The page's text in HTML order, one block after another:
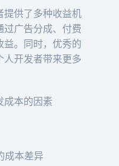
提供了多种收益机
过广告分成、付费
益。同时，优秀的
开发者带来更多
成本的因素
成本差异